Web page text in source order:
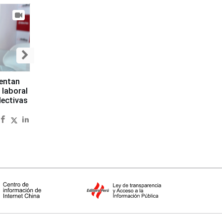
laboral